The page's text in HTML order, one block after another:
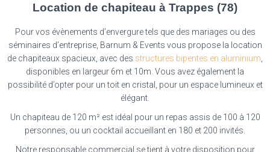
Location de chapiteau à Trappes (78)
Pour vos évènements d’envergure tels que des mariages ou des
séminaires d’entreprise, Barnum & Events vous propose la location
de chapiteaux spacieux, avec des structures bipentes en aluminium
disponibles en largeur 6m et 10m. Vous avez également la
possibilité d’opter pour un toit en cristal, pour un espace lumineux et
élégant.
Un chapiteau de 120 m² est idéal pour un repas assis de 100 à 120
personnes, ou un cocktail accueillant en 180 et 200 invités.
Notre responsable commercial se tient à votre disposition pour